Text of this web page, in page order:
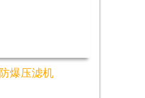
防爆压滤机